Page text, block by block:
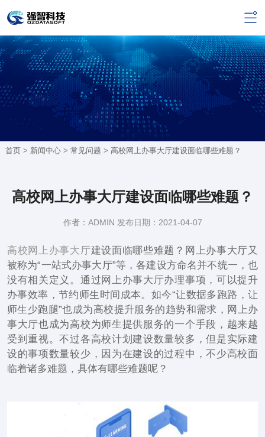
首页 > 新闻中心> 常见问题 > 高校网上办事大厅建设面临哪些难题？
高校网上办事大厅建设面临哪些难题？
作者：ADMIN 发布日期：2021-04-07
高校网上办事大厅建设面临哪些难题？网上办事大厅又
被称为“一站式办事大厅”等，各建设方命名并不统一，也
没有相关定义。通过网上办事大厅办理事项，可以提升
办事效率，节约师生时间成本。如今“让数据多跑路，让
师生少跑腿”也成为高校提升服务的趋势和需求，网上办
事大厅也成为高校为师生提供服务的一个手段，越来越
受到重视。不过各高校计划建设数量较多，但是实际建
设的事项数量较少，因为在建设的过程中，不少高校面
临着诸多难题，具体有哪些难题呢？